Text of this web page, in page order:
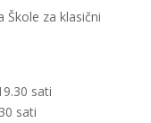
Škole za klasični
sati
sati